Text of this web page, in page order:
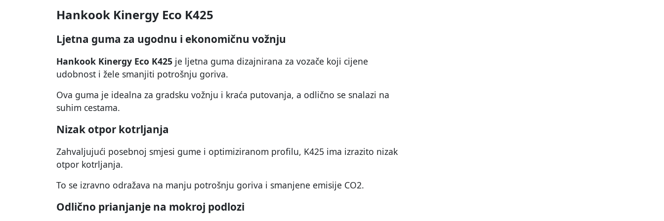
Hankook Kinergy Eco K425
Ljetna guma za ugodnu i ekonomičnu vožnju
Hankook Kinergy Eco K425 je ljetna guma dizajnirana za vozače koji cijene
udobnost i žele smanjiti potrošnju goriva.
Ova guma je idealna za gradsku vožnju i kraća putovanja, a odlično se snalazi na
suhim cestama.
Nizak otpor kotrljanja
Zahvaljujući posebnoj smjesi gume i optimiziranom profilu, K425 ima izrazito nizak
otpor kotrljanja.
To se izravno odražava na manju potrošnju goriva i smanjene emisije CO2.
Odlično prianjanje na mokroj podlozi